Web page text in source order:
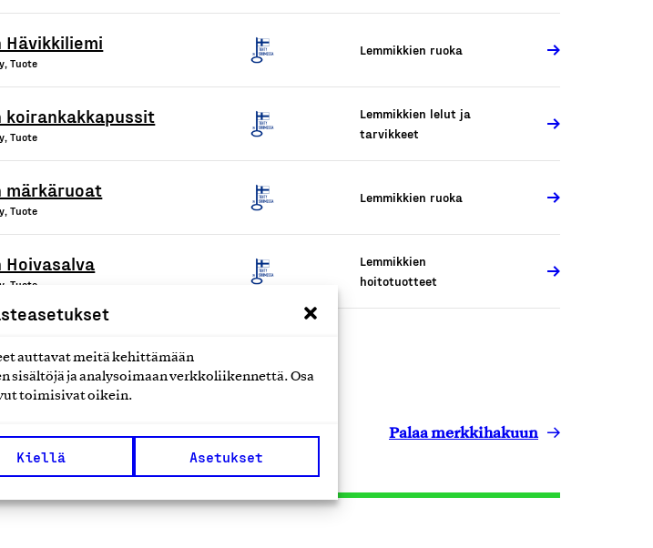
auttavat meitä kehittämään
sisältöjä ja analysoimaan verkkoliikennettä. Osa
toimisivat oikein.
Kiellä Asetukset
Hävikkiliemi
Tuote
Lemmikkien ruoka
koirankakkapussit
Tuote
Lemmikkien lelut ja
tarvikkeet
märkäruoat
Tuote
Lemmikkien ruoka
Hoivasalva
Tuote
Lemmikkien
hoitotuotteet
Palaa merkkihakuun